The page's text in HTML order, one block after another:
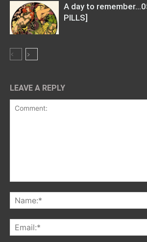
A day to
PILLS]
LEAVE A REPLY